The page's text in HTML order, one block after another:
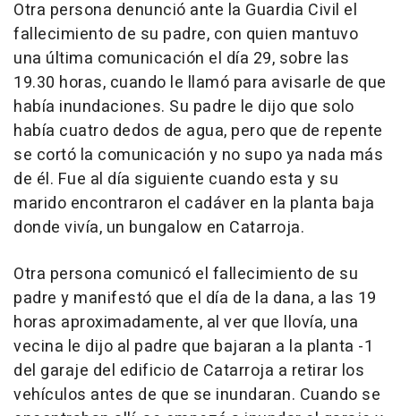
Otra persona denunció ante la Guardia Civil el
fallecimiento de su padre, con quien mantuvo
una última comunicación el día 29, sobre las
19.30 horas, cuando le llamó para avisarle de que
había inundaciones. Su padre le dijo que solo
había cuatro dedos de agua, pero que de repente
se cortó la comunicación y no supo ya nada más
de él. Fue al día siguiente cuando esta y su
marido encontraron el cadáver en la planta baja
donde vivía, un bungalow en Catarroja.
Otra persona comunicó el fallecimiento de su
padre y manifestó que el día de la dana, a las 19
horas aproximadamente, al ver que llovía, una
vecina le dijo al padre que bajaran a la planta -1
del garaje del edificio de Catarroja a retirar los
vehículos antes de que se inundaran. Cuando se